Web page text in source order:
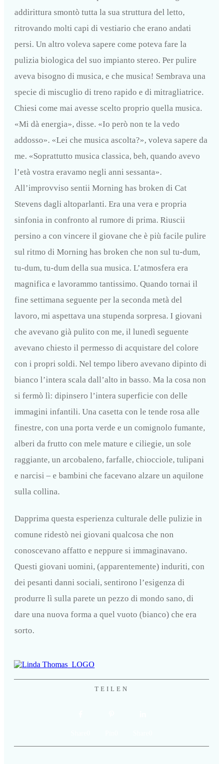
addirittura smontò tutta la sua struttura del letto,
ritrovando molti capi di vestiario che erano andati
persi. Un altro voleva sapere come poteva fare la
pulizia biologica del suo impianto stereo. Per pulire
aveva bisogno di musica, e che musica! Sembrava una
specie di miscuglio di treno rapido e di mitragliatrice.
Chiesi come mai avesse scelto proprio quella musica.
«Mi dà energia», disse. «Io però non te la vedo
addosso». «Lei che musica ascolta?», voleva sapere da
me. «Soprattutto musica classica, beh, quando avevo
l’età vostra eravamo negli anni sessanta».
All’improvviso sentii Morning has broken di Cat
Stevens dagli altoparlanti. Era una vera e propria
sinfonia in confronto al rumore di prima. Riuscii
persino a con vincere il giovane che è più facile pulire
sul ritmo di Morning has broken che non sul tu-dum,
tu-dum, tu-dum della sua musica. L’atmosfera era
magnifica e lavorammo tantissimo. Quando tornai il
fine settimana seguente per la seconda metà del
lavoro, mi aspettava una stupenda sorpresa. I giovani
che avevano già pulito con me, il lunedì seguente
avevano chiesto il permesso di acquistare del colore
con i propri soldi. Nel tempo libero avevano dipinto di
bianco l’intera scala dall’alto in basso. Ma la cosa non
si fermò lì: dipinsero l’intera superficie con delle
immagini infantili. Una casetta con le tende rosa alle
finestre, con una porta verde e un comignolo fumante,
alberi da frutto con mele mature e ciliegie, un sole
raggiante, un arcobaleno, farfalle, chiocciole, tulipani
e narcisi – e bambini che facevano alzare un aquilone
sulla collina.
Dapprima questa esperienza culturale delle pulizie in
comune ridestò nei giovani qualcosa che non
conoscevano affatto e neppure si immaginavano.
Questi giovani uomini, (apparentemente) induriti, con
dei pesanti danni sociali, sentirono l’esigenza di
produrre lì sulla parete un pezzo di mondo sano, di
dare una nuova forma a quel vuoto (bianco) che era
sorto.
TEILEN